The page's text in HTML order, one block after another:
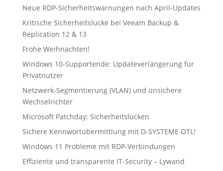
Neue RDP‑Sicherheitswarnungen nach April‑Updates
Kritische Sicherheitslücke bei Veeam Backup &
Replication 12 & 13
Frohe Weihnachten!
Windows 10-Supportende: Updateverlängerung für
Privatnutzer
Netzwerk-Segmentierung (VLAN) und unsichere
Wechselrichter
Microsoft Patchday: Sicherheitslücken
Sichere Kennwortübermittlung mit D-SYSTEME OTL!
Windows 11 Probleme mit RDP-Verbindungen
Effiziente und transparente IT-Security – Lywand